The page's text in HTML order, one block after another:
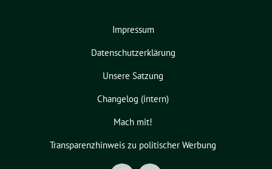
Impressum
Datenschutzerklärung
Unsere Satzung
Changelog (intern)
Mach mit!
Transparenzhinweis zu politischer Werbung